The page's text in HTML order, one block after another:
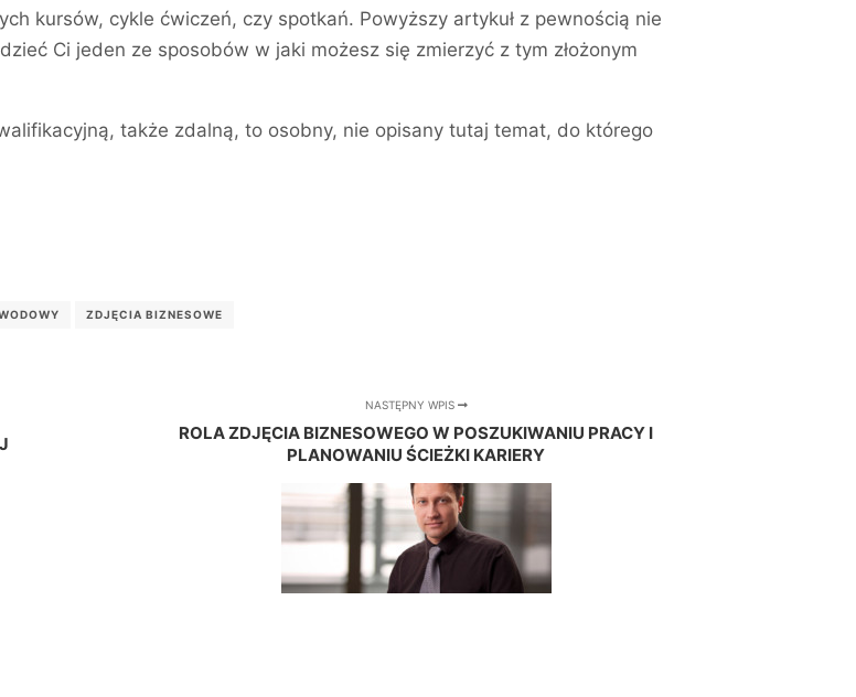
kursów, cykle ćwiczeń, czy spotkań. Powyższy artykuł z pewnością nie
Ci jeden ze sposobów w jaki możesz się zmierzyć z tym złożonym
także zdalną, to osobny, nie opisany tutaj temat, do którego
ZDJĘCIA BIZNESOWE
NASTĘPNY WPIS
ROLA ZDJĘCIA BIZNESOWEGO W POSZUKIWANIU PRACY I
PLANOWANIU ŚCIEŻKI KARIERY